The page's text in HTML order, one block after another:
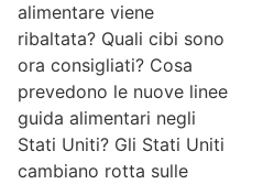
alimentare viene
ribaltata? Quali cibi sono
ora consigliati? Cosa
prevedono le nuove linee
guida alimentari negli
Stati Uniti? Gli Stati Uniti
cambiano rotta sulle